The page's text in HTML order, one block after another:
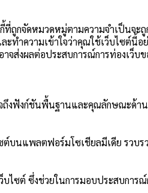
จัดหมวดหมู่ตามความจำเป็นจะถู
ำความเข้าใจว่าคุณใช้เว็บไซต์นี้
าจส่งผลต่อประสบการณ์การท่องเว็บ
ถึงฟังก์ชันพื้นฐานและคุณลักษณะด้า
ต์บนแพลตฟอร์มโซเชียลมีเดีย รว
ไซต์ ซึ่งช่วยในการมอบประสบกา